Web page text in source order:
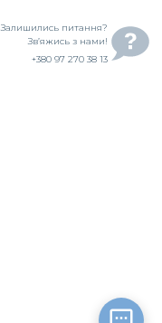
Залишились питання?
Зв’яжись з нами!
+380 97 270 38 13